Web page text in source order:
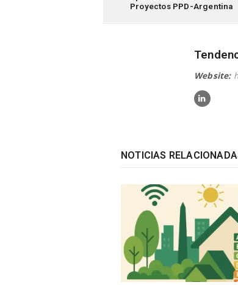
Proyectos PPD-Argentina
Website:
NOTICIAS